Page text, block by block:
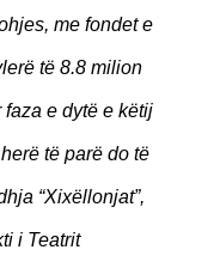
me fondet e
të 8.8 milion
e dytë e këtij
të parë do të
“Xixëllonjat”,
i Teatrit